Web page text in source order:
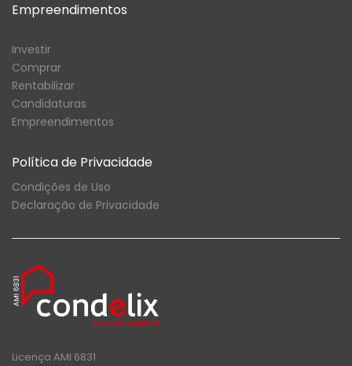
Empreendimentos
Investir
Comprar
Rentabilizar
Candidaturas
Empreendimentos
Política de Privacidade
Condições de Uso
Declaração de Privacidade
Licença AMI 6831